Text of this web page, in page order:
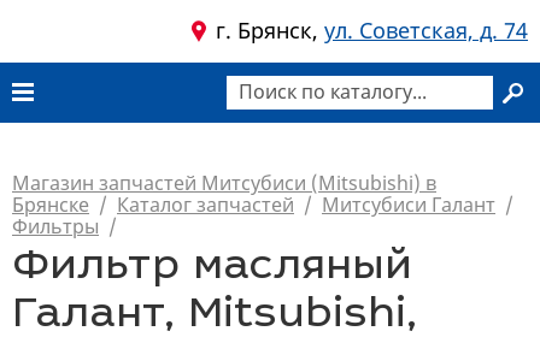
г. Брянск, ул. Советская, д. 74
Магазин запчастей Митсубиси (Mitsubishi) в
Брянске / Каталог запчастей / Митсубиси Галант /
Фильтры /
Фильтр масляный
Галант, Mitsubishi,